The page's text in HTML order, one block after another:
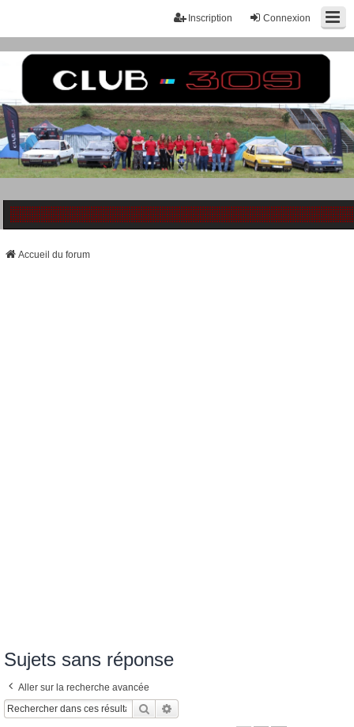
Connexion
Inscription
Accueil du forum
Sujets sans réponse
Aller sur la recherche avancée
Rechercher